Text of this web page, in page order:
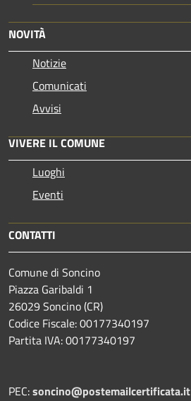
NOVITÀ
Notizie
Comunicati
Avvisi
VIVERE IL COMUNE
Luoghi
Eventi
CONTATTI
Comune di Soncino
Piazza Garibaldi 1
26029 Soncino (CR)
Codice Fiscale: 00177340197
Partita IVA: 00177340197
PEC:soncino@postemailcertificata.it